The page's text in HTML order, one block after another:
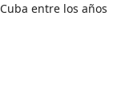
entre los años